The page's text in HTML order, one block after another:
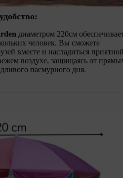
диаметром 220см
человек. Вы сможете
вместе и насладиться
воздухе, защищаясь от
пасмурного дня.